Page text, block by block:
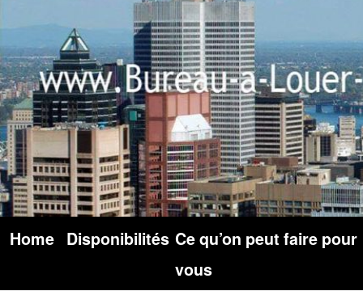
Home Disponibilités Ce qu’on peut faire pour
vous